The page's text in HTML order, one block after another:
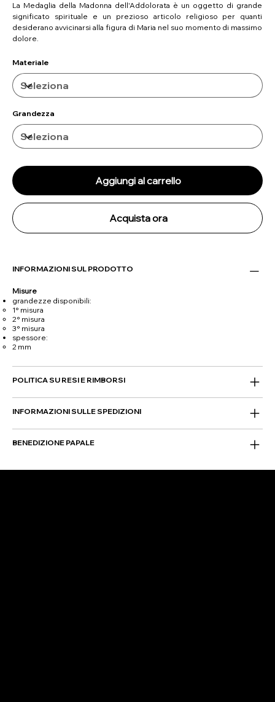
La Medaglia della Madonna dell'Addolorata è un oggetto di grande
significato spirituale e un prezioso articolo religioso per quanti
desiderano avvicinarsi alla figura di Maria nel suo momento di massimo
dolore.
Materiale
Grandezza
Aggiungi al carrello
Acquista ora
INFORMAZIONI SUL PRODOTTO
Misure
grandezze disponibili:
1° misura
2° misura
3° misura
spessore:
2 mm
POLITICA SU RESI E RIMBORSI
INFORMAZIONI SULLE SPEDIZIONI
BENEDIZIONE PAPALE